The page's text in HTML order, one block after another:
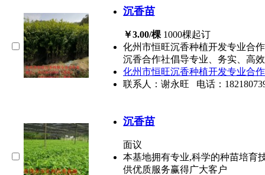
沉香苗
￥3.00/棵 1000棵起订
化州市恒旺沉香种植开发专业合
沉香合作社倡导专业、务实、高
化州市恒旺沉香种植开发专业合
联系人：谢永旺
电话：
沉香苗
面议
本基地拥有专业,科学的种苗培育
供优质服务赢得广大客户